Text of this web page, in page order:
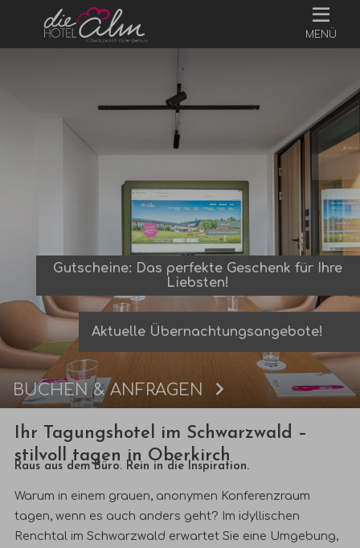
MENÜ
BUCHEN & ANFRAGEN Buchen
Gutscheine: Das perfekte Geschenk für Ihre
Liebsten!
Aktuelle Übernachtungsangebote!
Ihr Tagungshotel im Schwarzwald –
stilvoll tagen in Oberkirch
Raus aus dem Büro. Rein in die Inspiration.
Warum in einem grauen, anonymen Konferenzraum
tagen, wenn es auch anders geht? Im idyllischen
Renchtal im Schwarzwald erwartet Sie eine Umgebung,